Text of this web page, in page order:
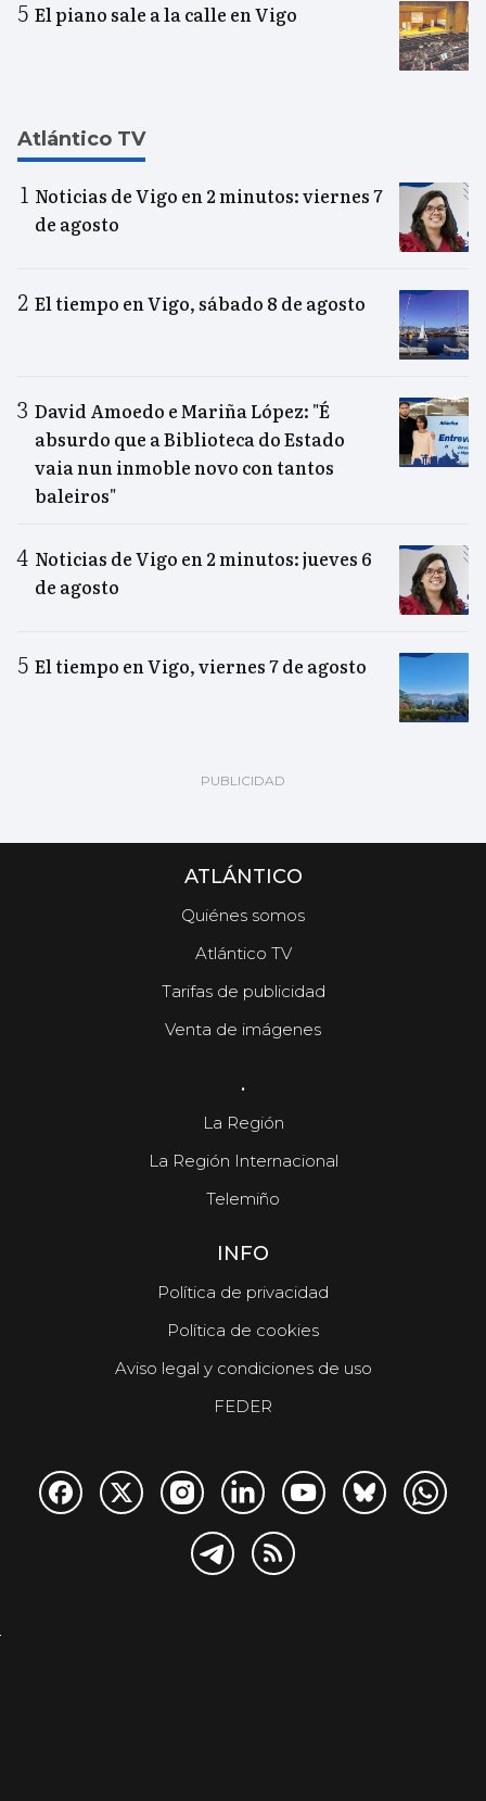
El piano sale a la calle en Vigo
Atlántico TV
Noticias de Vigo en 2 minutos: viernes 7
de agosto
El tiempo en Vigo, sábado 8 de agosto
David Amoedo e Mariña López: "É
absurdo que a Biblioteca do Estado
vaia nun inmoble novo con tantos
baleiros"
Noticias de Vigo en 2 minutos: jueves 6
de agosto
El tiempo en Vigo, viernes 7 de agosto
ATLÁNTICO
Quiénes somos
Atlántico TV
Tarifas de publicidad
Venta de imágenes
.
La Región
La Región Internacional
Telemiño
INFO
Política de privacidad
Política de cookies
Aviso legal y condiciones de uso
FEDER